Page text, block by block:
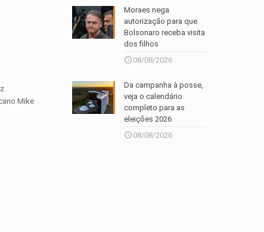
Mike
Moraes nega
autorização para que
Bolsonaro receba visita
dos filhos
08/08/2026
Da campanha à posse,
veja o calendário
completo para as
eleições 2026
08/08/2026